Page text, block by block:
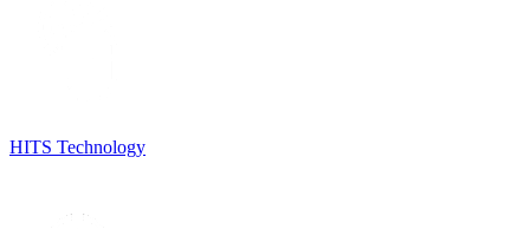
HITS Technology